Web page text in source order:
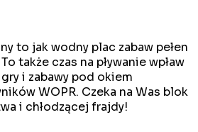
to jak wodny plac zabaw pełen
także czas na pływanie wpław
i zabawy pod okiem
WOPR. Czeka na Was blok
i chłodzącej frajdy!